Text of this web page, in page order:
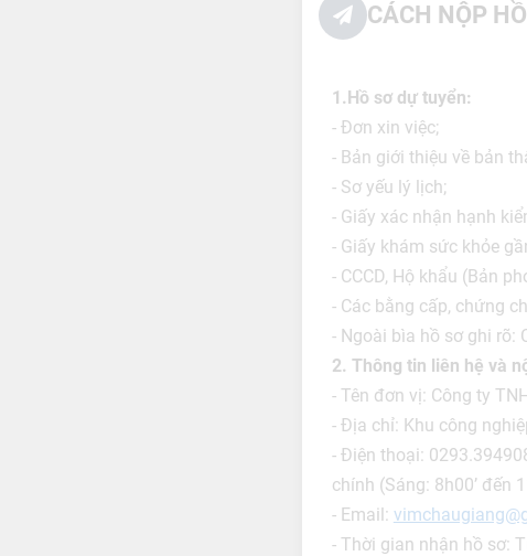
CÁCH NỘP
1.Hồ sơ dự tuyển:
- Đơn xin việc;
- Bản giới thiệu về bản
- Sơ yếu lý lịch;
- Giấy xác nhận hạnh
- Giấy khám sức khỏe
- CCCD, Hộ khẩu (Bản
- Các bằng cấp, chứng
- Ngoài bìa hồ sơ ghi rõ:
2. Thông tin liên hệ và
- Tên đơn vị: Công ty
- Địa chỉ: Khu công
- Điện thoại:
chính (Sáng: 8h00’ đến
- Email:
- Thời gian nhận hồ sơ: